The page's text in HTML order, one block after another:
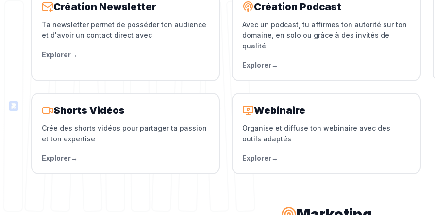
Création Newsletter
Ta newsletter permet de posséder ton audience
et d'avoir un contact direct avec
Explorer→
Création Podcast
Avec un podcast, tu affirmes ton autorité sur ton
domaine, en solo ou grâce à des invités de
qualité
Explorer→
Shorts Vidéos
Crée des shorts vidéos pour partager ta passion
et ton expertise
Explorer→
Webinaire
Organise et diffuse ton webinaire avec des
outils adaptés
Explorer→